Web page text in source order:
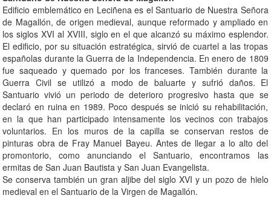
Edificio emblemático en Leciñena es el Santuario de Nuestra Señora
de Magallón, de origen medieval, aunque reformado y ampliado en
los siglos XVI al XVIII, siglo en el que alcanzó su máximo esplendor.
El edificio, por su situación estratégica, sirvió de cuartel a las tropas
españolas durante la Guerra de la Independencia. En enero de 1809
fue saqueado y quemado por los franceses. También durante la
Guerra Civil se utilizó a modo de baluarte y sufrió daños. El
Santuario vivió un periodo de deterioro progresivo hasta que se
declaró en ruina en 1989. Poco después se inició su rehabilitación,
en la que han participado intensamente los vecinos con trabajos
voluntarios. En los muros de la capilla se conservan restos de
pinturas obra de Fray Manuel Bayeu. Antes de llegar a lo alto del
promontorio, como anunciando el Santuario, encontramos las
ermitas de San Juan Bautista y San Juan Evangelista.
Se conserva también un gran aljibe del siglo XVI y un pozo de hielo
medieval en el Santuario de la Virgen de Magallón.